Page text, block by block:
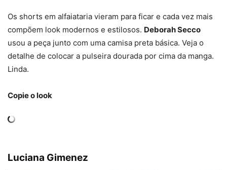
Os shorts em alfaiataria vieram para ficar e cada vez mais
compõem look modernos e estilosos. Deborah Secco
usou a peça junto com uma camisa preta básica. Veja o
detalhe de colocar a pulseira dourada por cima da manga.
Linda.
Copie o look
Luciana Gimenez